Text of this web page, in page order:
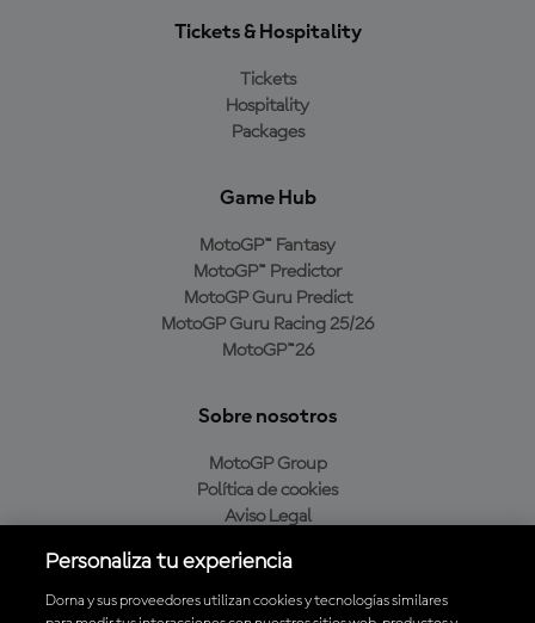
Tickets & Hospitality
Tickets
Hospitality
Packages
Game Hub
MotoGP™ Fantasy
MotoGP™ Predictor
MotoGP Guru Predict
MotoGP Guru Racing 25/26
MotoGP™26
Sobre nosotros
MotoGP Group
Política de cookies
Aviso Legal
Política de compra
Personaliza tu experiencia
Dorna y sus proveedores utilizan cookies y tecnologías similares